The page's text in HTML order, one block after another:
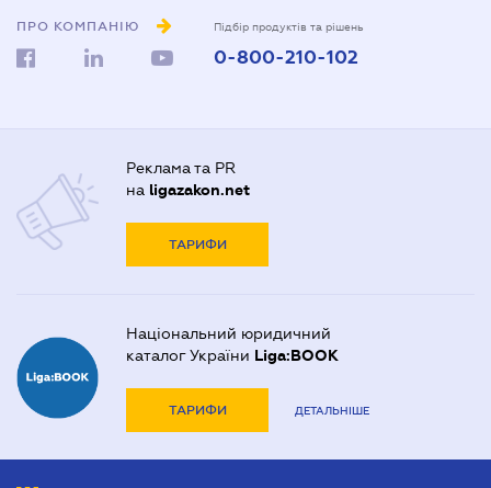
ПРО КОМПАНІЮ Підбір продуктів та рішень
0-800-210-102
Реклама та PR
на ligazakon.net
ТАРИФИ
Національний юридичний
каталог України Liga:BOOK
ТАРИФИ ДЕТАЛЬНІШЕ